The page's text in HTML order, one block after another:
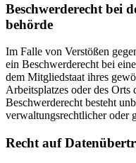
Beschwerde­recht bei
behörde
Im Falle von Verstößen
ein Beschwerderecht bei
dem Mitgliedstaat ihres
Arbeitsplatzes oder des Orts
Beschwerderecht besteht
verwaltungsrechtlicher oder
Recht auf